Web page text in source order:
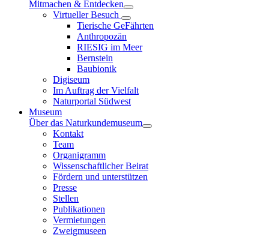
Mitmachen & Entdecken
Virtueller Besuch
Tierische GeFährten
Anthropozän
RIESIG im Meer
Bernstein
Baubionik
Digiseum
Im Auftrag der Vielfalt
Naturportal Südwest
Museum
Über das Naturkundemuseum
Kontakt
Team
Organigramm
Wissenschaftlicher Beirat
Fördern und unterstützen
Presse
Stellen
Publikationen
Vermietungen
Zweigmuseen